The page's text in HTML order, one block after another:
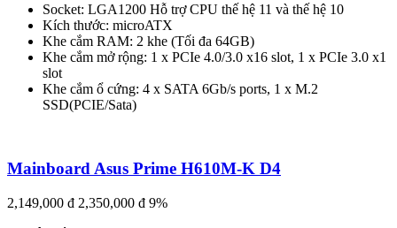
Socket: LGA1200 Hỗ trợ CPU thế hệ 11 và thế hệ 10
Kích thước: microATX
Khe cắm RAM: 2 khe (Tối đa 64GB)
Khe cắm mở rộng: 1 x PCIe 4.0/3.0 x16 slot, 1 x PCIe 3.0 x1
slot
Khe cắm ổ cứng: 4 x SATA 6Gb/s ports, 1 x M.2
SSD(PCIE/Sata)
Mainboard Asus Prime H610M-K D4
2,149,000 đ 2,350,000 đ 9%